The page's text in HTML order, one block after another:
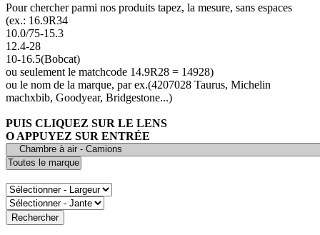
Pour chercher parmi nos produits tapez, la mesure, sans espaces
(ex.: 16.9R34
10.0/75-15.3
12.4-28
10-16.5(Bobcat)
ou seulement le matchcode 14.9R28 = 14928)
ou le nom de la marque, par ex.(4207028 Taurus, Michelin
machxbib, Goodyear, Bridgestone...)
PUIS CLIQUEZ SUR LE LENS
O APPUYEZ SUR ENTRÉE